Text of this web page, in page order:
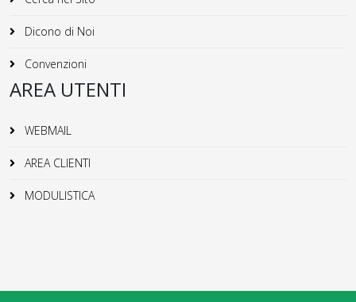
Dicono di Noi
Convenzioni
AREA UTENTI
WEBMAIL
AREA CLIENTI
MODULISTICA